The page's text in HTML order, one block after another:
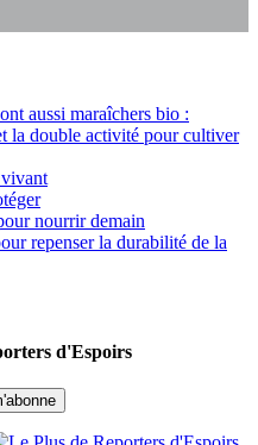
aussi maraîchers bio :
la double activité pour cultiver
vivant
nourrir demain
repenser la durabilité de la
d'Espoirs